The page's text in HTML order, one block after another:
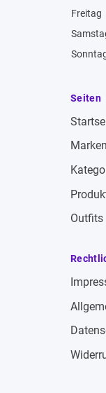
Freitag
Seiten
Marken
Outfits